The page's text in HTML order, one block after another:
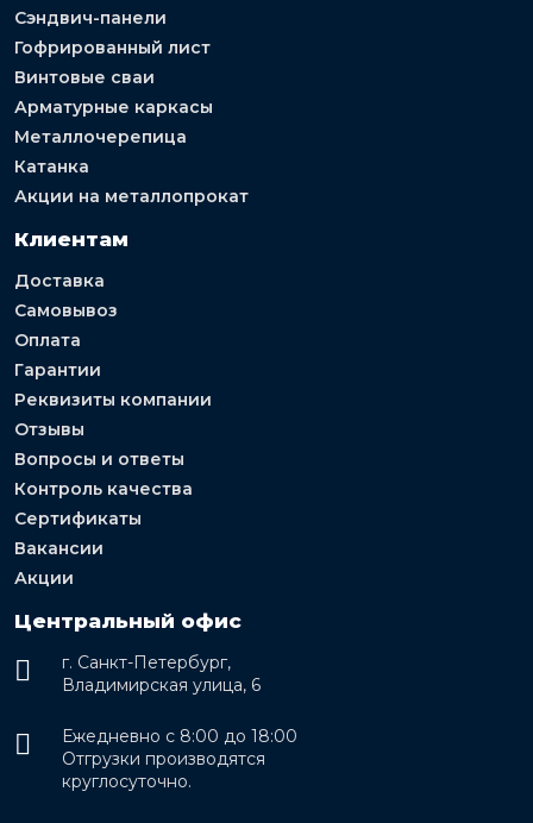
Сэндвич-панели
Гофрированный лист
Винтовые сваи
Арматурные каркасы
Металлочерепица
Катанка
Акции на металлопрокат
Клиентам
Доставка
Самовывоз
Оплата
Гарантии
Реквизиты компании
Отзывы
Вопросы и ответы
Контроль качества
Сертификаты
Вакансии
Акции
Центральный офис
г. Санкт-Петербург,
Владимирская улица, 6
Ежедневно с 8:00 до 18:00
Отгрузки производятся
круглосуточно.